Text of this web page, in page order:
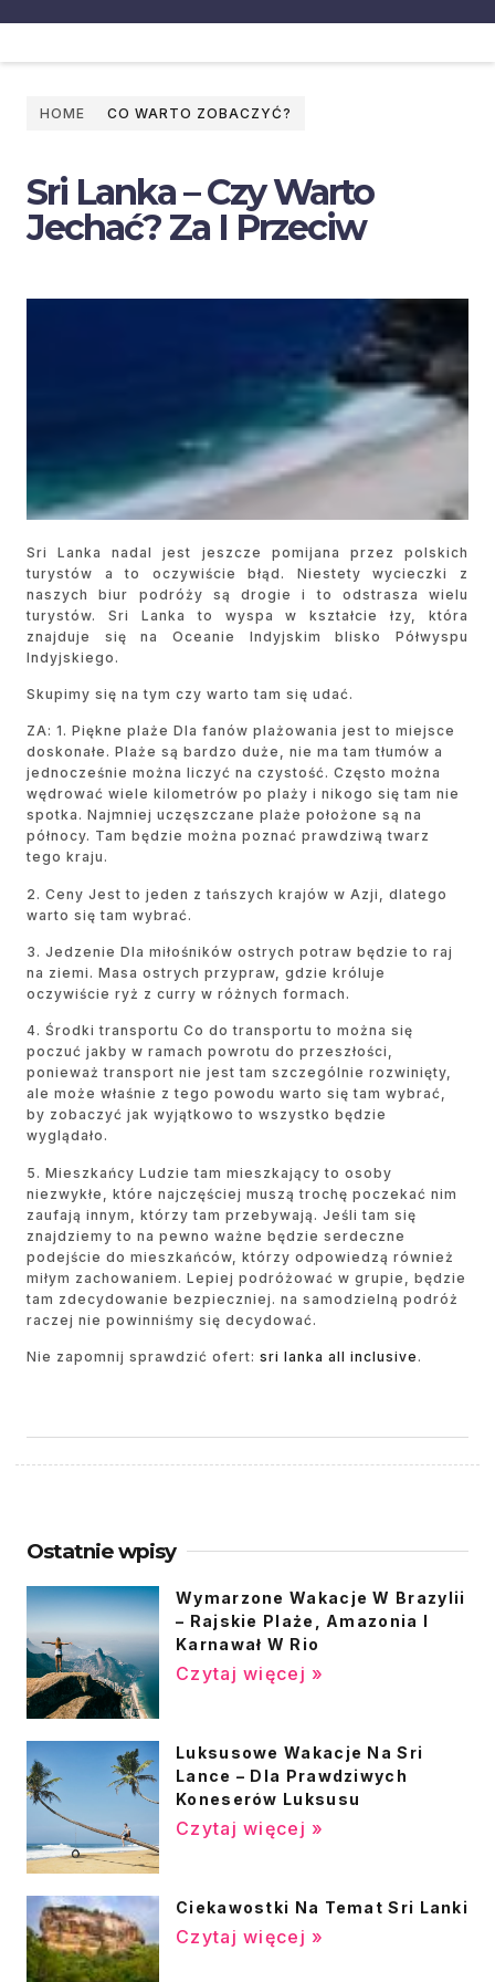
HOME CO WARTO ZOBACZYĆ?
Sri Lanka – Czy Warto
Jechać? Za I Przeciw
Sri Lanka nadal jest jeszcze pomijana przez polskich
turystów a to oczywiście błąd. Niestety wycieczki z
naszych biur podróży są drogie i to odstrasza wielu
turystów. Sri Lanka to wyspa w kształcie łzy, która
znajduje się na Oceanie Indyjskim blisko Półwyspu
Indyjskiego.
Skupimy się na tym czy warto tam się udać.
ZA: 1. Piękne plaże Dla fanów plażowania jest to miejsce
doskonałe. Plaże są bardzo duże, nie ma tam tłumów a
jednocześnie można liczyć na czystość. Często można
wędrować wiele kilometrów po plaży i nikogo się tam nie
spotka. Najmniej uczęszczane plaże położone są na
północy. Tam będzie można poznać prawdziwą twarz
tego kraju.
2. Ceny Jest to jeden z tańszych krajów w Azji, dlatego
warto się tam wybrać.
3. Jedzenie Dla miłośników ostrych potraw będzie to raj
na ziemi. Masa ostrych przypraw, gdzie króluje
oczywiście ryż z curry w różnych formach.
4. Środki transportu Co do transportu to można się
poczuć jakby w ramach powrotu do przeszłości,
ponieważ transport nie jest tam szczególnie rozwinięty,
ale może właśnie z tego powodu warto się tam wybrać,
by zobaczyć jak wyjątkowo to wszystko będzie
wyglądało.
5. Mieszkańcy Ludzie tam mieszkający to osoby
niezwykłe, które najczęściej muszą trochę poczekać nim
zaufają innym, którzy tam przebywają. Jeśli tam się
znajdziemy to na pewno ważne będzie serdeczne
podejście do mieszkańców, którzy odpowiedzą również
miłym zachowaniem. Lepiej podróżować w grupie, będzie
tam zdecydowanie bezpieczniej. na samodzielną podróż
raczej nie powinniśmy się decydować.
Nie zapomnij sprawdzić ofert: sri lanka all inclusive .
Ostatnie wpisy
Wymarzone Wakacje W Brazylii
– Rajskie Plaże, Amazonia I
Karnawał W Rio
Czytaj więcej »
Luksusowe Wakacje Na Sri
Lance – Dla Prawdziwych
Koneserów Luksusu
Czytaj więcej »
Ciekawostki Na Temat Sri Lanki
Czytaj więcej »